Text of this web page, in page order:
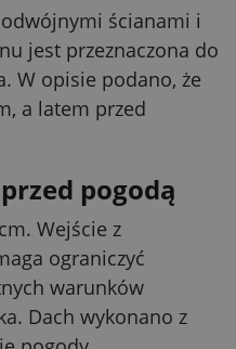
ścianami i
jest przeznaczona do
W opisie podano, że
a latem przed
pogodą
Wejście z
ograniczyć
warunków
Dach wykonano z